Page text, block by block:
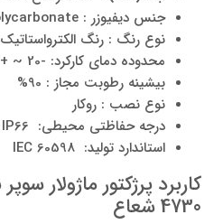
جنس دیفیوزر : Polycarbonate
نوع رنگ : رنگ الکترواستاتیک
محدوده دمای کارکرد: -20 ~ +50
بیشینه رطوبت مجاز : 90%
نوع نصب : روکار
درجه حفاظتی محیطی: IP66
استاندارد تولید: IEC 60598
4730 شعاع